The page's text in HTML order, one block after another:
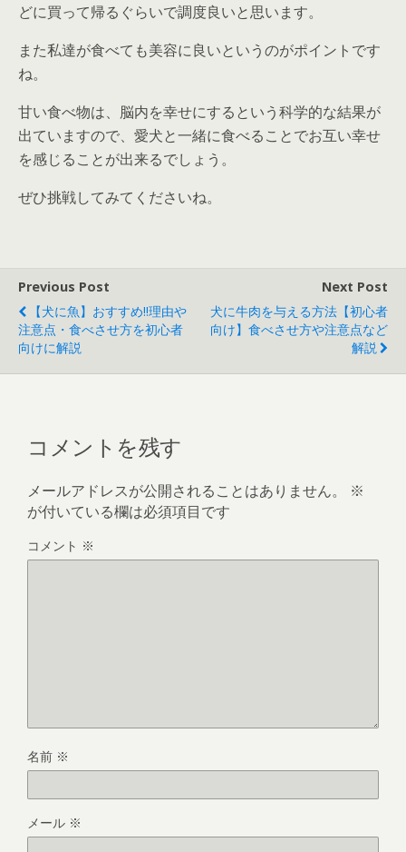
どに買って帰るぐらいで調度良いと思います。
また私達が食べても美容に良いというのがポイントです
ね。
甘い食べ物は、脳内を幸せにするという科学的な結果が
出ていますので、愛犬と一緒に食べることでお互い幸せ
を感じることが出来るでしょう。
ぜひ挑戦してみてくださいね。
Previous Post
【犬に魚】おすすめ!!理由や
注意点・食べさせ方を初心者
向けに解説
Next Post
犬に牛肉を与える方法【初心者
向け】食べさせ方や注意点など
解説
コメントを残す
メールアドレスが公開されることはありません。
※
が付いている欄は必須項目です
コメント ※
名前 ※
メール ※